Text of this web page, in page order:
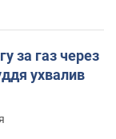
за газ через
ухвалив